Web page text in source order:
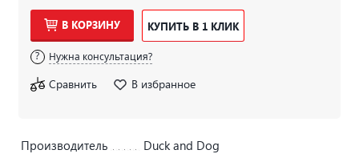
В КОРЗИНУ КУПИТЬ В 1 КЛИК
Нужна консультация?
Сравнить В избранное
Производитель
Duck and Dog